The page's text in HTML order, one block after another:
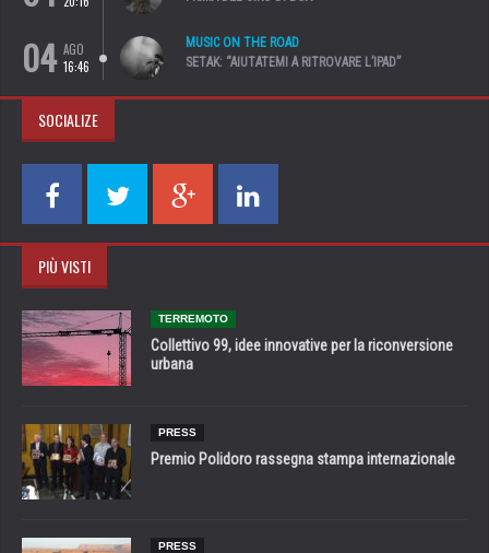
04 AGO
16:46
MUSIC ON THE ROAD
SETAK: “AIUTATEMI A RITROVARE L’IPAD”
SOCIALIZE
PIÙ VISTI
TERREMOTO
Collettivo 99, idee innovative per la riconversione
urbana
PRESS
Premio Polidoro rassegna stampa internazionale
PRESS